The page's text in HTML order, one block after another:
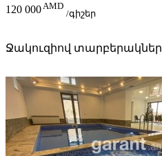
120 000AMD
/գիշեր
Ջակուզիով տարբերակներ